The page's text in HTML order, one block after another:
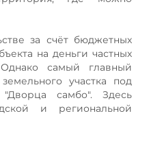
за счёт бюджетных
на деньги частных
самый главный
участка под
"Дворца самбо". Здесь
и региональной